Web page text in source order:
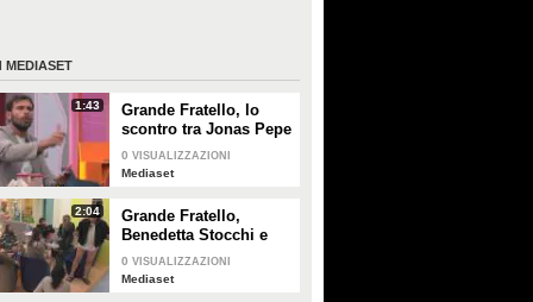
MEDIASET
1:43
Grande Fratello, lo
scontro tra Jonas Pepe
e Domenico D'Alterio
0 VISUALIZZAZIONI
Mediaset
2:04
Grande Fratello,
Benedetta Stocchi e
Francesca Carrara:
discussione in camera
0 VISUALIZZAZIONI
Mediaset